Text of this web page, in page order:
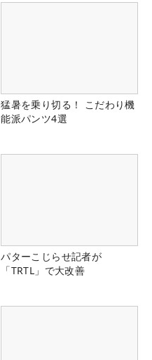
猛暑を乗り切る！ こだわり機
能派パンツ4選
パターこじらせ記者が
「TRTL」で大改善